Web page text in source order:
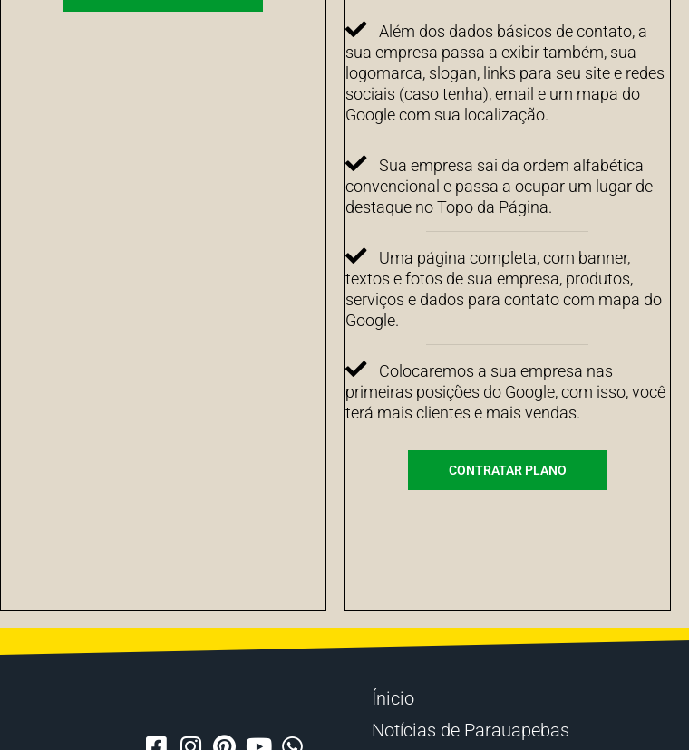
Além dos dados básicos de contato, a
sua empresa passa a exibir também, sua
logomarca, slogan, links para seu site e redes
sociais (caso tenha), email e um mapa do
Google com sua localização.
Sua empresa sai da ordem alfabética
convencional e passa a ocupar um lugar de
destaque no Topo da Página.
Uma página completa, com banner,
textos e fotos de sua empresa, produtos,
serviços e dados para contato com mapa do
Google.
Colocaremos a sua empresa nas
primeiras posições do Google, com isso, você
terá mais clientes e mais vendas.
CONTRATAR PLANO
Ínicio
Notícias de Parauapebas